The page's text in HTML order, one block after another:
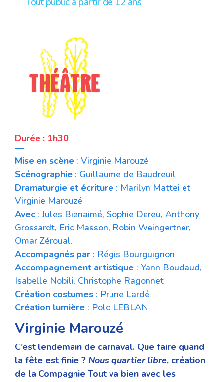
Durée : 1h30
—
Mise en scène : Virginie Marouzé
Scénographie : Guillaume de Baudreuil
Dramaturgie et écriture : Marilyn Mattei et
Virginie Marouzé
Avec : Jules Bienaimé, Sophie Dereu, Anthony
Grossardt, Eric Masson, Robin Weingertner,
Omar Zéroual.
Accompagnés par : Régis Bourguignon
Accompagnement artistique : Yann Boudaud,
Isabelle Nobili, Christophe Ragonnet
Création costumes : Prune Lardé
Création lumière : Polo LEBLAN
Virginie Marouzé
C’est lendemain de carnaval. Que faire quand
la fête est finie ? Nous quartier libre, création
de la Compagnie Tout va bien avec les